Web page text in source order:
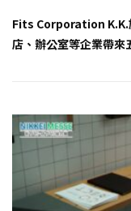
Fits Corporation K.K.
店、辦公室等企業帶